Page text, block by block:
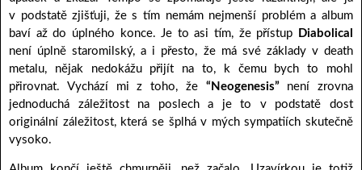
v podstatě zjišťuji, že s tím nemám nejmenší problém a album
baví až do úplného konce. Je to asi tím, že přístup
Diabolical
není úplně staromilský, a i přesto, že má své základy v death
metalu, nějak nedokážu přijít na to, k čemu bych to mohl
přirovnat. Vychází mi z toho, že “Neogenesis”není zrovna
jednoduchá záležitost na poslech a je to v podstatě dost
originální záležitost, která se šplhá v mých sympatiích skutečně
vysoko.